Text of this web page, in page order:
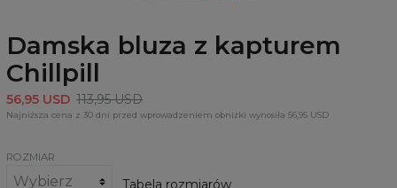
Damska bluza z kapturem
Chillpill
56,95 USD 113,95 USD
Najniższa cena z 30 dni przed wprowadzeniem obniżki wynosiła 56,95 USD
ROZMIAR
Tabela rozmiarów